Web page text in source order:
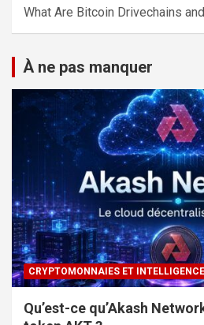
What Are Bitcoin Drivechains
À ne pas manquer
CRYPTOMONNAIES ET
Qu’est-ce qu’Akash